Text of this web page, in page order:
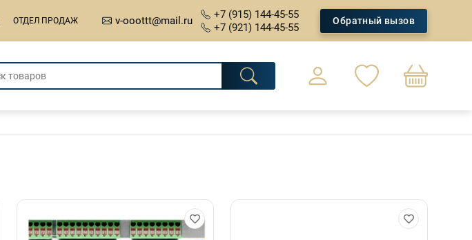
ОТДЕЛ ПРОДАЖ v-ooottt@mail.ru
+7 (915) 144-45-55
+7 (921) 144-45-55
Обратный вызов
Оформление заказа